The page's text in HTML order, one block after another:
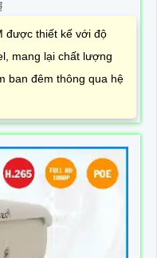
được thiết kế với độ
mang lại chất lượng
ban đêm thông qua hệ